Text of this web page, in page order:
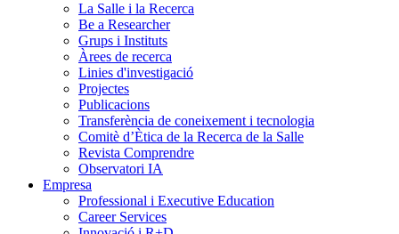
La Salle i la Recerca
Be a Researcher
Grups i Instituts
Àrees de recerca
Linies d'investigació
Projectes
Publicacions
Transferència de coneixement i tecnologia
Comitè d’Ètica de la Recerca de la Salle
Revista Comprendre
Observatori IA
Empresa
Professional i Executive Education
Career Services